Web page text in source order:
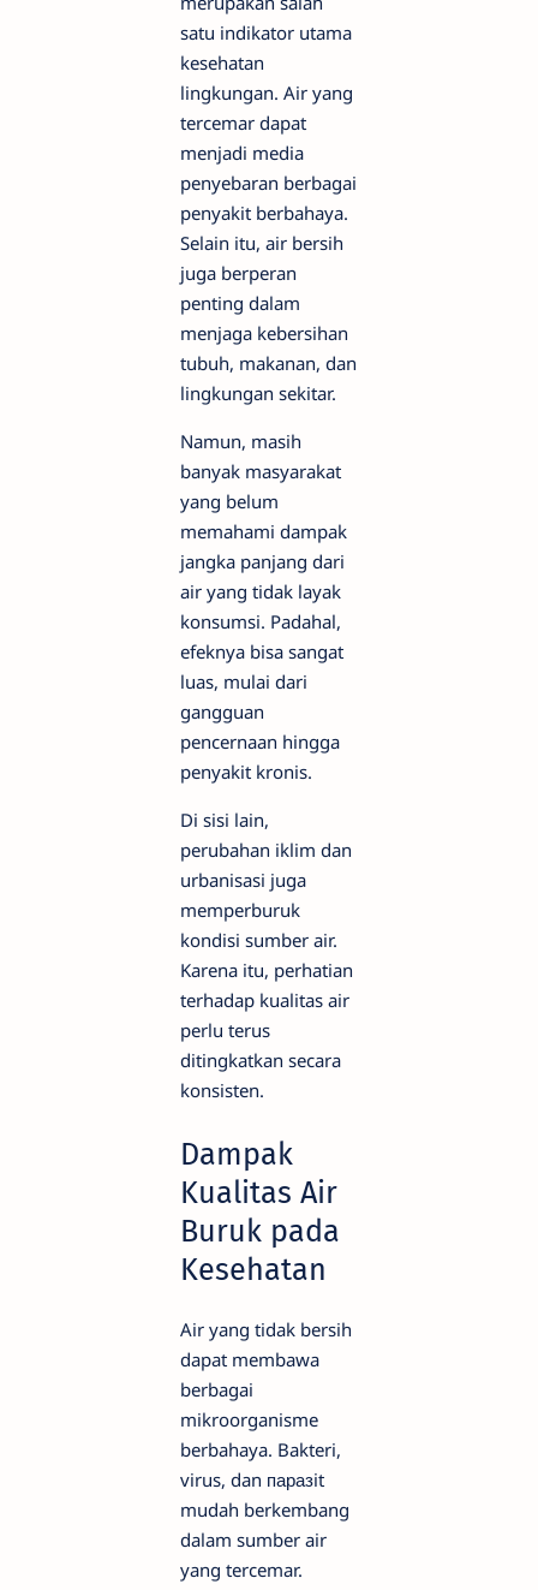
satu indikator utama
kesehatan
lingkungan. Air yang
tercemar dapat
menjadi media
penyebaran berbagai
penyakit berbahaya.
Selain itu, air bersih
juga berperan
penting dalam
menjaga kebersihan
tubuh, makanan, dan
lingkungan sekitar.
Namun, masih
banyak masyarakat
yang belum
memahami dampak
jangka panjang dari
air yang tidak layak
konsumsi. Padahal,
efeknya bisa sangat
luas, mulai dari
gangguan
pencernaan hingga
penyakit kronis.
Di sisi lain,
perubahan iklim dan
urbanisasi juga
memperburuk
kondisi sumber air.
Karena itu, perhatian
terhadap kualitas air
perlu terus
ditingkatkan secara
konsisten.
Dampak
Kualitas Air
Buruk pada
Kesehatan
Air yang tidak bersih
dapat membawa
berbagai
mikroorganisme
berbahaya. Bakteri,
virus, dan паразit
mudah berkembang
dalam sumber air
yang tercemar.